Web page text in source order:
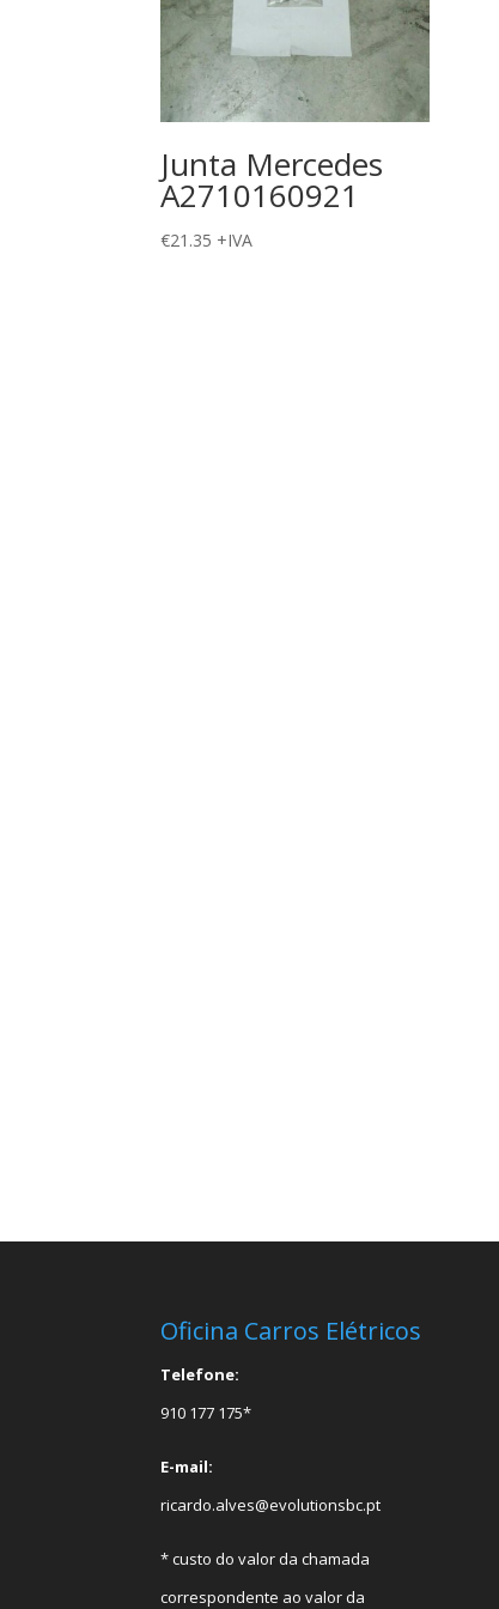
Junta Mercedes
A2710160921
€21.35 +IVA
Oficina Carros Elétricos
Telefone:
910 177 175*
E-mail:
ricardo.alves@evolutionsbc.pt
* custo do valor da chamada
correspondente ao valor da